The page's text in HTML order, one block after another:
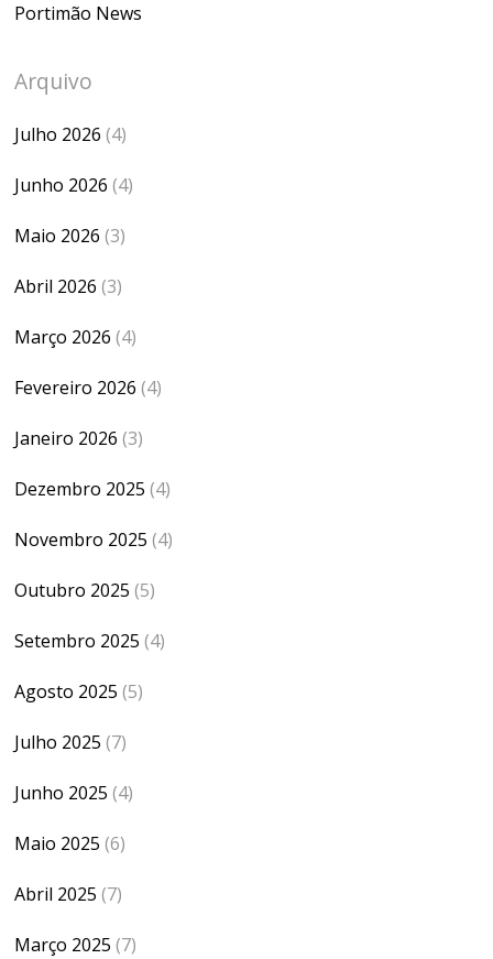
Portimão News
Arquivo
Julho 2026 (4)
Junho 2026 (4)
Maio 2026 (3)
Abril 2026 (3)
Março 2026 (4)
Fevereiro 2026 (4)
Janeiro 2026 (3)
Dezembro 2025 (4)
Novembro 2025 (4)
Outubro 2025 (5)
Setembro 2025 (4)
Agosto 2025 (5)
Julho 2025 (7)
Junho 2025 (4)
Maio 2025 (6)
Abril 2025 (7)
Março 2025 (7)